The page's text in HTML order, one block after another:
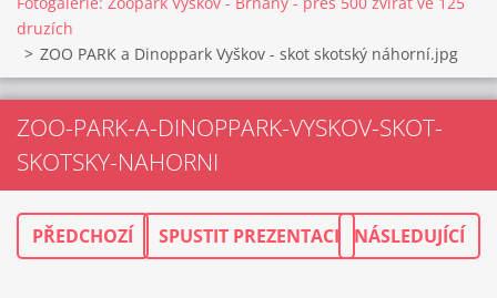
druzích
> ZOO PARK a Dinoppark Vyškov - skot skotský náhorní.jpg
ZOO-PARK-A-DINOPPARK-VYSKOV-SKOT-
SKOTSKY-NAHORNI
PŘEDCHOZÍ SPUSTIT PREZENTACI NÁSLEDUJÍCÍ